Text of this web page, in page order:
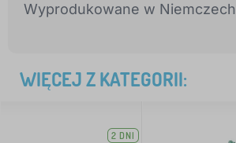
Wyprodukowane w Niemczech
WIĘCEJ Z KATEGORII:
2 DNI